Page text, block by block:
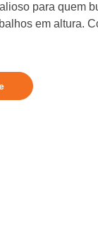
para quem
em altura.